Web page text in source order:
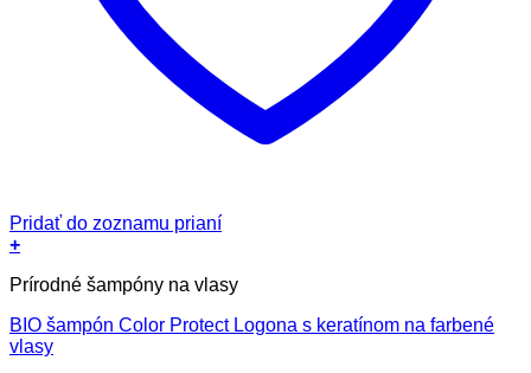
Pridať do zoznamu prianí
+
Prírodné šampóny na vlasy
BIO šampón Color Protect Logona s keratínom na farbené
vlasy